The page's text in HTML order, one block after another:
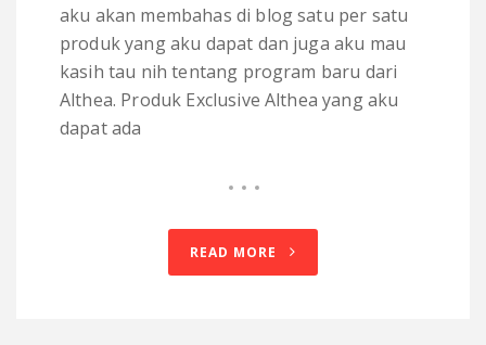
aku akan membahas di blog satu per satu
produk yang aku dapat dan juga aku mau
kasih tau nih tentang program baru dari
Althea. Produk Exclusive Althea yang aku
dapat ada
READ MORE